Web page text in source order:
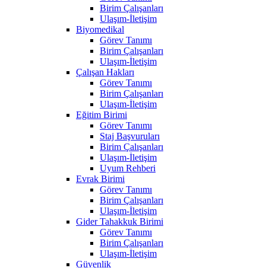
Birim Çalışanları
Ulaşım-İletişim
Biyomedikal
Görev Tanımı
Birim Çalışanları
Ulaşım-İletişim
Çalışan Hakları
Görev Tanımı
Birim Çalışanları
Ulaşım-İletişim
Eğitim Birimi
Görev Tanımı
Staj Başvuruları
Birim Çalışanları
Ulaşım-İletişim
Uyum Rehberi
Evrak Birimi
Görev Tanımı
Birim Çalışanları
Ulaşım-İletişim
Gider Tahakkuk Birimi
Görev Tanımı
Birim Çalışanları
Ulaşım-İletişim
Güvenlik